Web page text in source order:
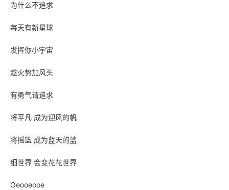
为什么不追求
每天有新星球
发挥你小宇宙
趁火势加风头
有勇气请追求
将平凡 成为迎风的帆
将摇篮 成为蓝天的蓝
细世界 会变花花世界
Oeooeooe